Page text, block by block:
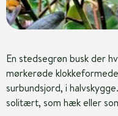
En stedsegrøn busk der
mørkerøde
surbundsjord, i
solitært, som hæk eller